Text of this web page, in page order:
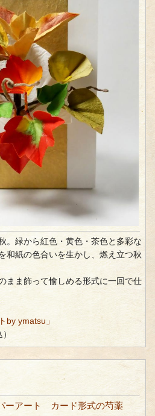
。緑から紅色・黄色・茶色と多彩な
和紙の色合いを生かし、燃え立つ秋
まま飾って愉しめる形式に一回で仕
by ymatsu」
ーアート カード形式の芍薬